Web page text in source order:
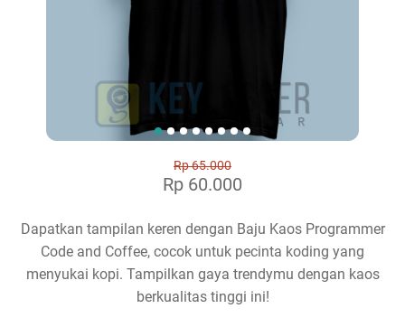
Rp 65.000
Rp 60.000
Dapatkan tampilan keren dengan Baju Kaos Programmer
Code and Coffee, cocok untuk pecinta koding yang
menyukai kopi. Tampilkan gaya trendymu dengan kaos
berkualitas tinggi ini!